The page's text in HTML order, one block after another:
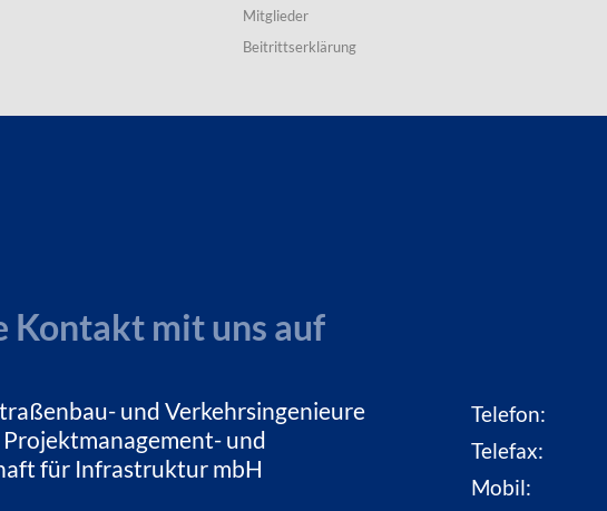
Mitglieder
Beitrittserklärung
Kontakt mit uns auf
und Verkehrsingenieure
Projektmanagement- und
für Infrastruktur mbH
Telefon:
Telefax:
Mobil: